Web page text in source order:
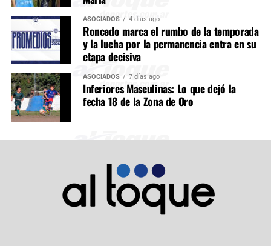
ASOCIADOS 4 días ago
Roncedo marca el rumbo de la temporada
y la lucha por la permanencia entra en su
etapa decisiva
ASOCIADOS 7 días ago
Inferiores Masculinas: Lo que dejó la
fecha 18 de la Zona de Oro